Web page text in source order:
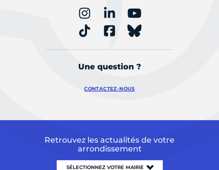
Une question ?
CONTACTEZ-NOUS
Retrouvez les actualités de votre
arrondissement